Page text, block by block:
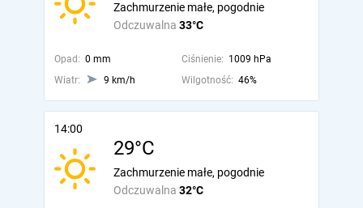
Odczuwalna 33°C
Zachmurzenie małe, pogodnie
Opad: 0 mm Ciśnienie: 1009 hPa
Wiatr:
9 km/h Wilgotność: 46%
14:00
29°C
Odczuwalna 32°C
Zachmurzenie małe, pogodnie